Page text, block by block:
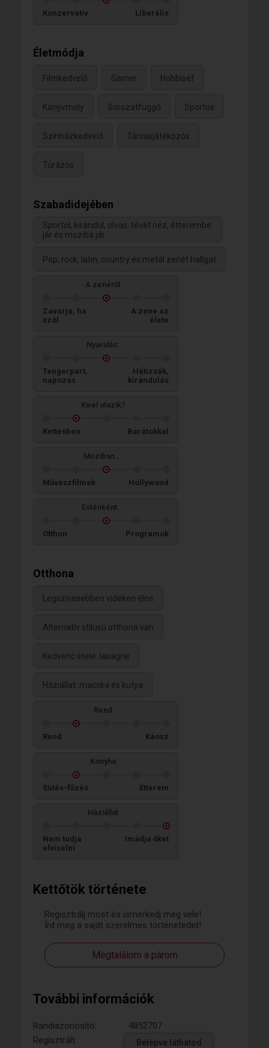
Kettőtök története
Regisztrálj most és ismerkedj meg vele!
Írd meg a saját szerelmes történetedet!
Megtalálom a párom
További információk
Randiazonosító:
4852707
Regisztrált:
Belépve láthatod
Konzervatív Liberális
Életmódja
Filmkedvelő Gamer Hobbiséf
Könyvmoly Sorozatfüggő Sportos
Színházkedvelő Társasjátékozós
Túrázós
Szabadidejében
Sportol, kirándul, olvas, tévét néz, étterembe
jár és moziba jár
Pop, rock, latin, country és metál zenét hallgat
A zenéről
Zavarja, ha
szól
A zene az
élete
Nyaralás:
Tengerpart,
napozás
Hátizsák,
kirándulás
Kivel utazik?
Kettesben Barátokkal
Moziban...
Művészfilmek Hollywood
Esténként...
Otthon Programok
Otthona
Legszívesebben vidéken élne
Alternatív stílusú otthona van
Kedvenc étele: lasagne
Háziállat: macska és kutya
Rend
Rend Káosz
Konyha
Sütés-főzés Étterem
Háziállat
Nem tudja
elviselni
Imádja őket